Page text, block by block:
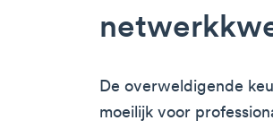
De overweldigende
moeilijk voor